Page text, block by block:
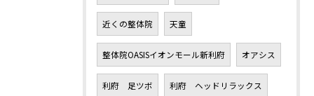
近くの整体院 天童
整体院OASISイオンモール新利府 オアシス
利府 足ツボ 利府 ヘッドリラックス